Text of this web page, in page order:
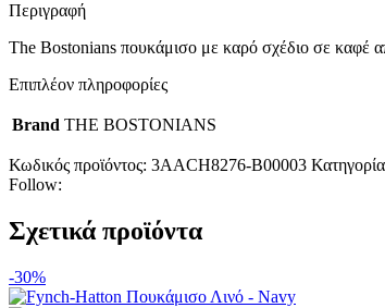
Περιγραφή
The Bostonians πουκάμισο με καρό σχέδιο σε καφέ
Επιπλέον πληροφορίες
Brand THE BOSTONIANS
Κωδικός προϊόντος: 3AACH8276-B00003
Follow:
Σχετικά προϊόντα
-30%